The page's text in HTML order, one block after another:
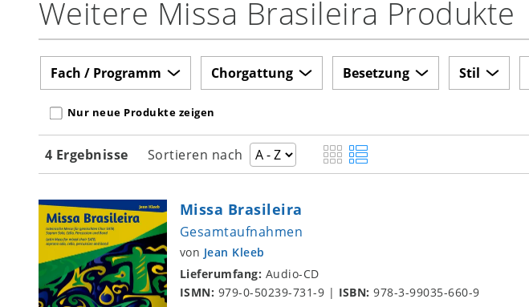
Weitere Missa Brasileira Produkte
Nur neue Produkte zeigen
Fach / Programm Chorgattung Besetzung Stil
4 Ergebnisse Sortieren nach
Missa Brasileira
Gesamtaufnahmen
von Jean Kleeb
Lieferumfang: Audio-CD
ISMN: 979-0-50239-731-9 | ISBN:978-3-99035-660-9